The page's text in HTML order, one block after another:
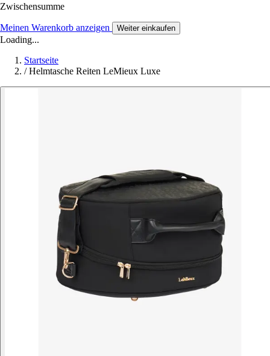
Zwischensumme
Meinen Warenkorb anzeigen Weiter einkaufen
Loading...
Startseite
/ Helmtasche Reiten LeMieux Luxe